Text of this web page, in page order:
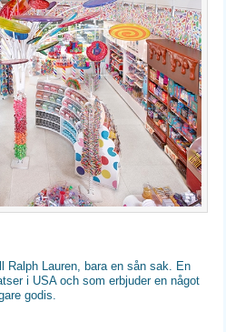
Ralph Lauren, bara en sån sak. En
i USA och som erbjuder en något
godis.